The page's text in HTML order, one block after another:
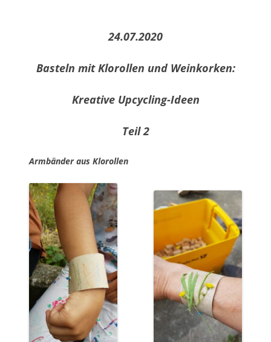
24.07.2020
Basteln mit Klorollen und Weinkorken:
Kreative Upcycling-Ideen
Teil 2
Armbänder aus Klorollen